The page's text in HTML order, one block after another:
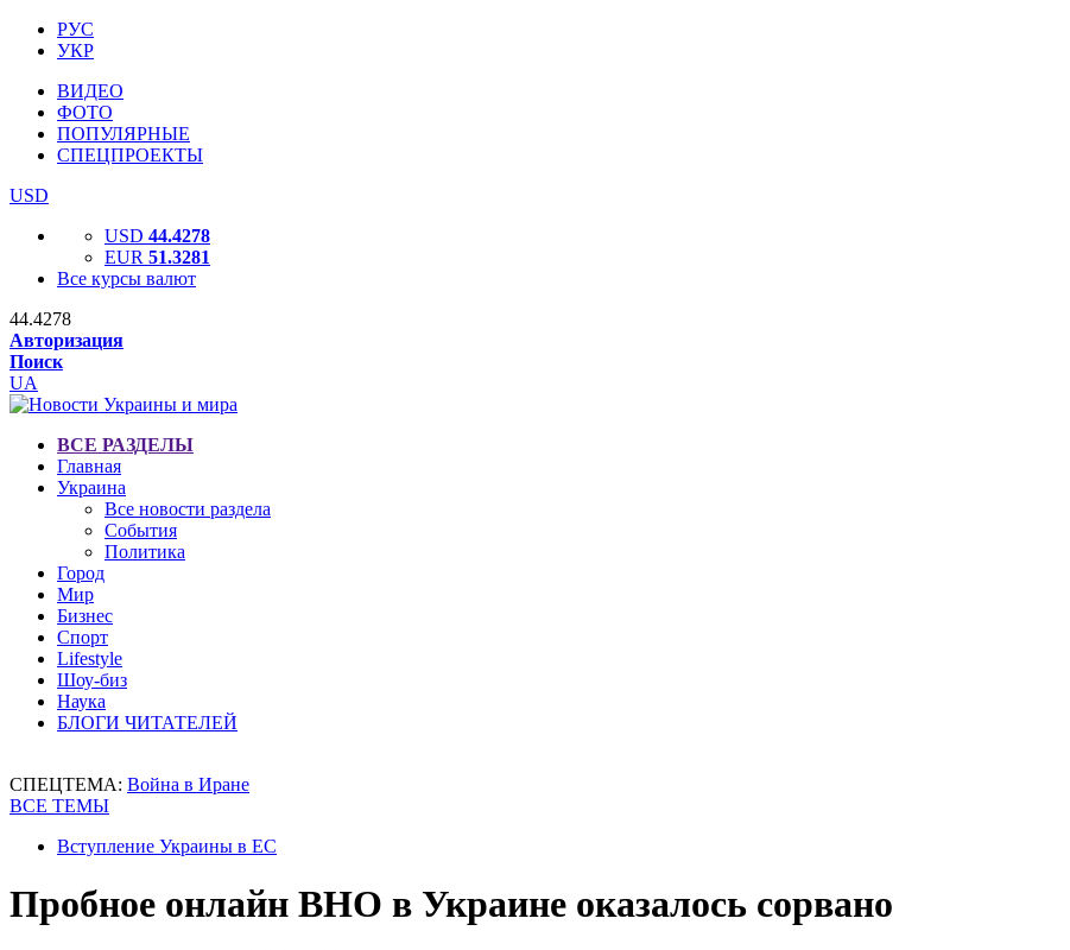
РУС
УКР
ВИДЕО
ФОТО
ПОПУЛЯРНЫЕ
СПЕЦПРОЕКТЫ
USD
USD 44.4278
EUR 51.3281
Все курсы валют
44.4278
Авторизация
Поиск
UA
ВСЕ РАЗДЕЛЫ
Главная
Украина
Все новости раздела
События
Политика
Город
Мир
Бизнес
Спорт
Lifestyle
Шоу-биз
Наука
БЛОГИ ЧИТАТЕЛЕЙ
СПЕЦТЕМА: Война в Иране
ВСЕ ТЕМЫ
Вступление Украины в ЕС
Пробное онлайн ВНО в Украине оказалось сорвано